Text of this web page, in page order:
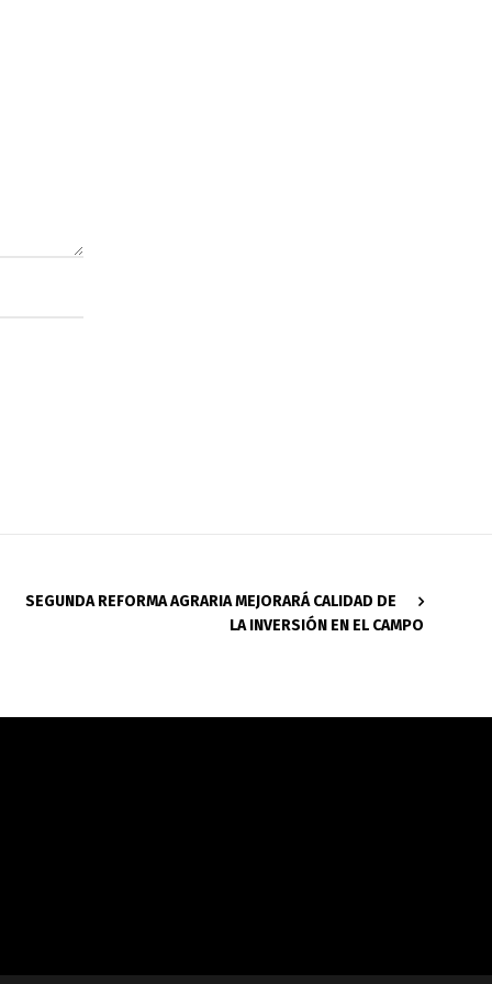
SEGUNDA REFORMA AGRARIA MEJORARÁ CALIDAD DE
LA INVERSIÓN EN EL CAMPO